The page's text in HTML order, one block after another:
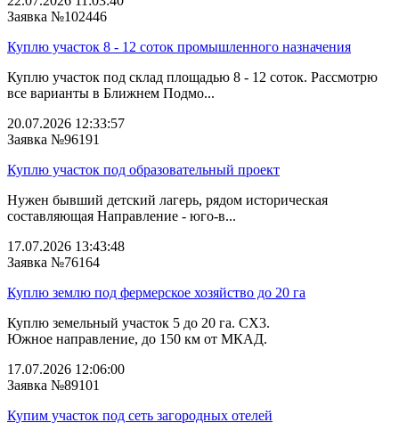
Заявка №102446
Куплю участок 8 - 12 соток промышленного назначения
Куплю участок под склад площадью 8 - 12 соток. Рассмотрю
все варианты в Ближнем Подмо...
20.07.2026 12:33:57
Заявка №96191
Куплю участок под образовательный проект
Нужен бывший детский лагерь, рядом историческая
составляющая Направление - юго-в...
17.07.2026 13:43:48
Заявка №76164
Куплю землю под фермерское хозяйство до 20 га
Куплю земельный участок 5 до 20 га. СХ3.
Южное направление, до 150 км от МКАД.
17.07.2026 12:06:00
Заявка №89101
Купим участок под сеть загородных отелей